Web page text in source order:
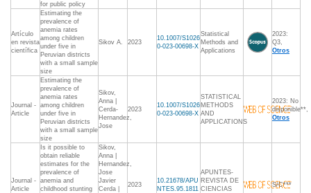
for public policy
Artículo
en revista
científica
Estimating the
prevalence of
anemia rates
among children
under five in
Peruvian districts
with a small sample
size
Sikov A. 2023
10.1007/S1026
0-023-00698-X
Statistical
Methods and
Applications
2023:
Q3,
Otros
Journal -
Article
Estimating the
prevalence of
anemia rates
among children
under five in
Peruvian districts
with a small sample
size
Sikov,
Anna |
Cerda-
Hernandez,
Jose
2023
10.1007/S1026
0-023-00698-X
STATISTICAL
METHODS
AND
APPLICATIONS
2023: No
disponible**,
Otros
Journal -
Article
Is it possible to
obtain reliable
estimates for the
prevalence of
anemia and
childhood stunting
Sikov,
Anna |
Hernandez,
Jose
Javier
Cerda |
2023
10.21678/APU
NTES.95.1811
APUNTES-
REVISTA DE
CIENCIAS
S/C***